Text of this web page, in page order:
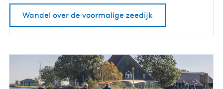
s
Wandel over de voormalige zeedijk